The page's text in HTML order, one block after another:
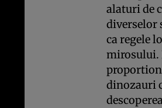
alaturi de
diverselor
ca regele
mirosului.
dinozauri